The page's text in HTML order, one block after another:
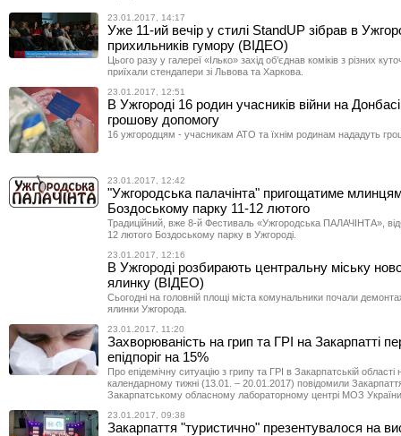
23.01.2017, 14:17
Уже 11-ий вечір у стилі StandUP зібрав в
прихильників гумору (ВІДЕО)
Цього разу у галереї «Ілько» захід об’єднав коміків з різних
приїхали стендапери зі Львова та Харкова.
23.01.2017, 12:51
В Ужгороді 16 родин учасників війни на
грошову допомогу
16 ужгородцям - учасникам АТО та їхнім родинам нададуть
23.01.2017, 12:42
"Ужгородська палачінта" пригощатиме
Боздоському парку 11-12 лютого
Традиційний, вже 8-й Фестиваль «Ужгородська ПАЛАЧІНТА»,
12 лютого Боздоському парку в Ужгороді.
23.01.2017, 12:16
В Ужгороді розбирають центральну міську
ялинку (ВІДЕО)
Сьогодні на головній площі міста комунальники почали
ялинки Ужгорода.
23.01.2017, 11:20
Захворюваність на грип та ГРІ на Закарпатті
епідпоріг на 15%
Про епідемічну ситуацію з грипу та ГРІ в Закарпатській
календарному тижні (13.01. – 20.01.2017) повідомили
Закарпатському обласному лабораторному центрі МОЗ
23.01.2017, 09:38
Закарпаття "туристично" презентувалося на